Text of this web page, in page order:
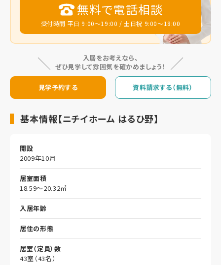
無料で電話相談
受付時間 平日 9:00～19:00 / 土日祝 9:00～18:00
入居をお考えなら、
ぜひ見学して雰囲気を確かめましょう！
見学予約する 資料請求する（無料）
基本情報【ニチイホーム はるひ野】
開設
2009年10月
居室面積
18.59～20.32㎡
入居年齢
居住の形態
居室（定員）数
43室（43名）